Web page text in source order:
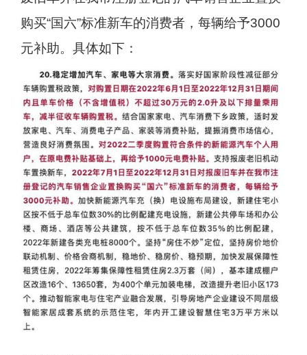
购买“国六”标准新车的消费者，每辆给予3000
元补助。具体如下：